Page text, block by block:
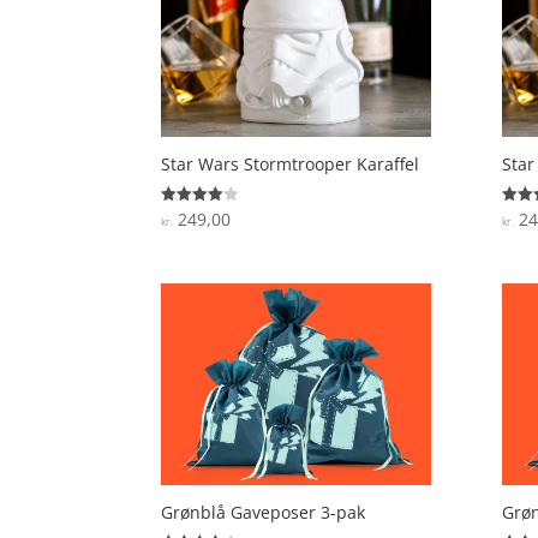
Star Wars Stormtrooper Karaffel
Vurderet
4
kr. 249,00
4.6
kr.
Grønblå Gaveposer 3-pak